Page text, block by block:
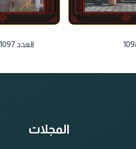
العدد 1097
المجلات